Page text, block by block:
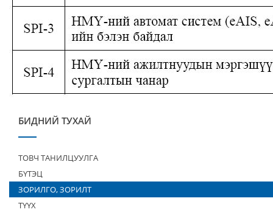
БИДНИЙ ТУХАЙ
ТОВЧ ТАНИЛЦУУЛГА
БҮТЭЦ
ЗОРИЛГО, ЗОРИЛТ
ТҮҮХ